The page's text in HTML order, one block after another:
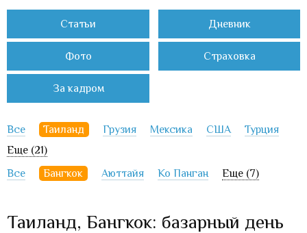
Статьи Дневник
Фото Страховка
За кадром
Все Таиланд Грузия Мексика США
Турция
Еще (21)
Все
Бангкок Аюттайя Ко Панган Еще (7)
Таиланд, Бангкок: базарный день